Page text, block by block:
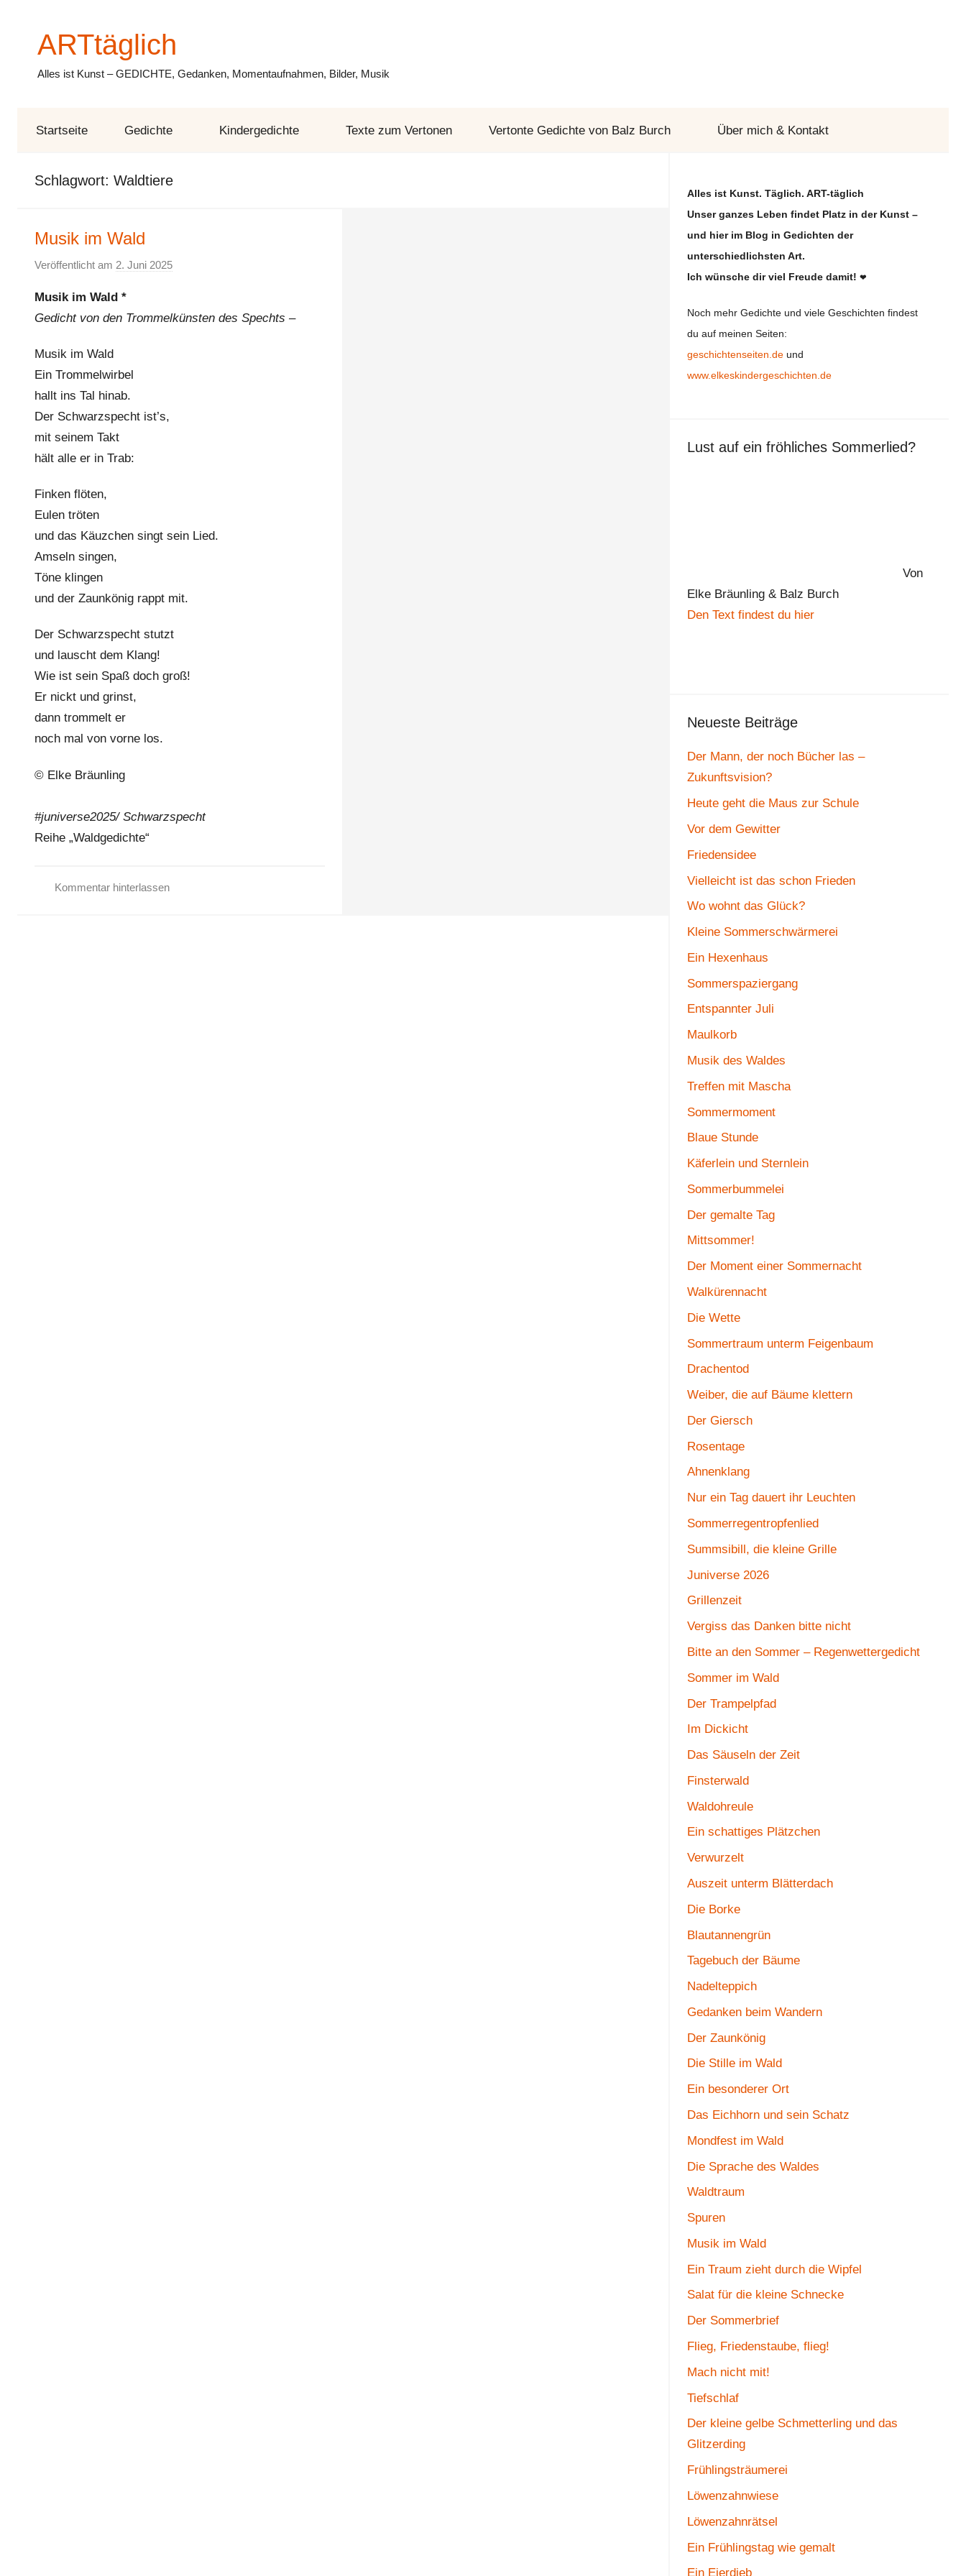
Inhalt
springen
ARTtäglich
Alles ist Kunst – GEDICHTE, Gedanken, Momentaufnahmen, Bilder, Musik
Startseite Gedichte Kindergedichte Texte zum Vertonen Vertonte Gedichte von Balz Burch Über mich & Kontakt
Schlagwort: Waldtiere
Musik im Wald
Veröffentlicht am 2. Juni 2025
E
Musik im Wald *
Gedicht von den Trommelkünsten des Spechts –
Musik im Wald
Ein Trommelwirbel
hallt ins Tal hinab.
Der Schwarzspecht ist’s,
mit seinem Takt
hält alle er in Trab:
Finken flöten,
Eulen tröten
und das Käuzchen singt sein Lied.
Amseln singen,
Töne klingen
und der Zaunkönig rappt mit.
Der Schwarzspecht stutzt
und lauscht dem Klang!
Wie ist sein Spaß doch groß!
Er nickt und grinst,
dann trommelt er
noch mal von vorne los.
© Elke Bräunling
#juniverse2025/ Schwarzspecht
Reihe „Waldgedichte“
Kommentar hinterlassen
Alles ist Kunst. Täglich. ART-täglich
Unser ganzes Leben findet Platz in der Kunst –
und hier im Blog in Gedichten der
unterschiedlichsten Art.
Ich wünsche dir viel Freude damit! ❤
Noch mehr Gedichte und viele Geschichten findest
du auf meinen Seiten:
geschichtenseiten.deund
www.elkeskindergeschichten.de
Lust auf ein fröhliches Sommerlied?
Von
Elke Bräunling & Balz Burch
Den Text findest du hier
Neueste Beiträge
Der Mann, der noch Bücher las –
Zukunftsvision?
Heute geht die Maus zur Schule
Vor dem Gewitter
Friedensidee
Vielleicht ist das schon Frieden
Wo wohnt das Glück?
Kleine Sommerschwärmerei
Ein Hexenhaus
Sommerspaziergang
Entspannter Juli
Maulkorb
Musik des Waldes
Treffen mit Mascha
Sommermoment
Blaue Stunde
Käferlein und Sternlein
Sommerbummelei
Der gemalte Tag
Mittsommer!
Der Moment einer Sommernacht
Walkürennacht
Die Wette
Sommertraum unterm Feigenbaum
Drachentod
Weiber, die auf Bäume klettern
Der Giersch
Rosentage
Ahnenklang
Nur ein Tag dauert ihr Leuchten
Sommerregentropfenlied
Summsibill, die kleine Grille
Juniverse 2026
Grillenzeit
Vergiss das Danken bitte nicht
Bitte an den Sommer – Regenwettergedicht
Sommer im Wald
Der Trampelpfad
Im Dickicht
Das Säuseln der Zeit
Finsterwald
Waldohreule
Ein schattiges Plätzchen
Verwurzelt
Auszeit unterm Blätterdach
Die Borke
Blautannengrün
Tagebuch der Bäume
Nadelteppich
Gedanken beim Wandern
Der Zaunkönig
Die Stille im Wald
Ein besonderer Ort
Das Eichhorn und sein Schatz
Mondfest im Wald
Die Sprache des Waldes
Waldtraum
Spuren
Musik im Wald
Ein Traum zieht durch die Wipfel
Salat für die kleine Schnecke
Der Sommerbrief
Flieg, Friedenstaube, flieg!
Mach nicht mit!
Tiefschlaf
Der kleine gelbe Schmetterling und das
Glitzerding
Frühlingsträumerei
Löwenzahnwiese
Löwenzahnrätsel
Ein Frühlingstag wie gemalt
Ein Eierdieb